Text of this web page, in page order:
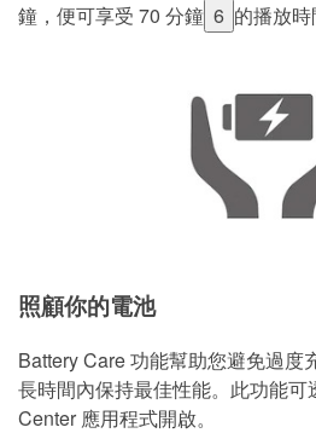
鐘，便可享受 70 分鐘 6 的播放時
照顧你的電池
Battery Care 功能幫助您避免過度
長時間內保持最佳性能。此功能可
Center 應用程式開啟。